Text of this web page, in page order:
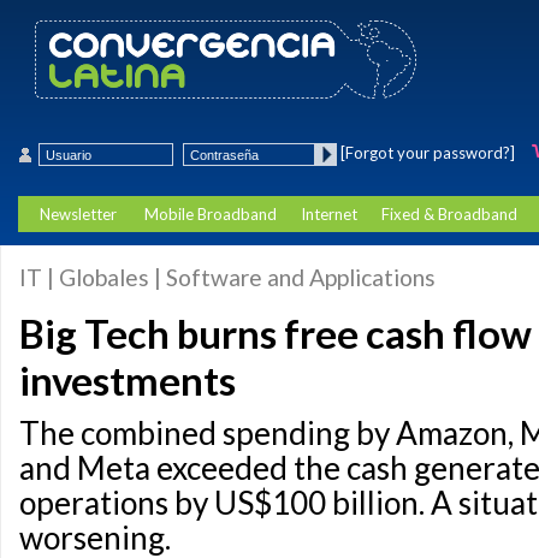
[Forgot your password?]
Newsletter Mobile Broadband Internet Fixed & Broadband
IT | Globales | Software and Applications
Big Tech burns free cash
investments
The combined spending by Amazon,
and Meta exceeded the cash
operations by US$100 billion. A
worsening.